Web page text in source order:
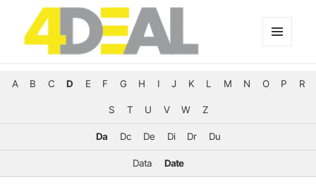
A B C D E F G H I J K L M N O P R
S T U V W Z
Da Dc De Di Dr Du
Data Date